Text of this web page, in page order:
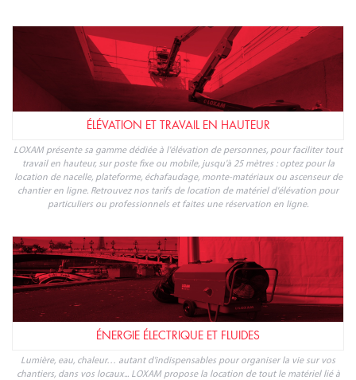
ÉLÉVATION ET TRAVAIL EN HAUTEUR
LOXAM présente sa gamme dédiée à l'élévation de personnes, pour faciliter tout
travail en hauteur, sur poste fixe ou mobile, jusqu'à 25 mètres : optez pour la
location de nacelle, plateforme, échafaudage, monte-matériaux ou ascenseur de
chantier en ligne. Retrouvez nos tarifs de location de matériel d'élévation pour
particuliers ou professionnels et faites une réservation en ligne.
ÉNERGIE ÉLECTRIQUE ET FLUIDES
Lumière, eau, chaleur… autant d'indispensables pour organiser la vie sur vos
chantiers, dans vos locaux... LOXAM propose la location de tout le matériel lié à